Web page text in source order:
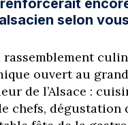
selon
rassemblement
ouvert au
de l’Alsace :
chefs,